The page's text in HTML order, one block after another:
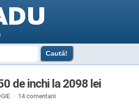
de inchi la 2098 lei
· 14 comentarii